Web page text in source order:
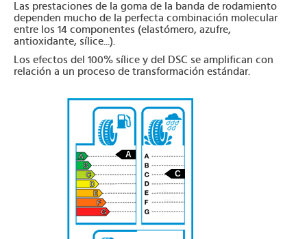
Las prestaciones de la goma de la banda de rodamiento
dependen mucho de la perfecta combinación molecular
entre los 14 componentes (elastómero, azufre,
antioxidante, sílice...).
Los efectos del 100% sílice y del DSC se amplifican con
relación a un proceso de transformación estándar.
A
C